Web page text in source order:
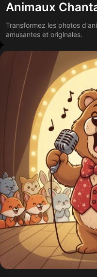
Animaux
Transformez les photos
amusantes et originales.